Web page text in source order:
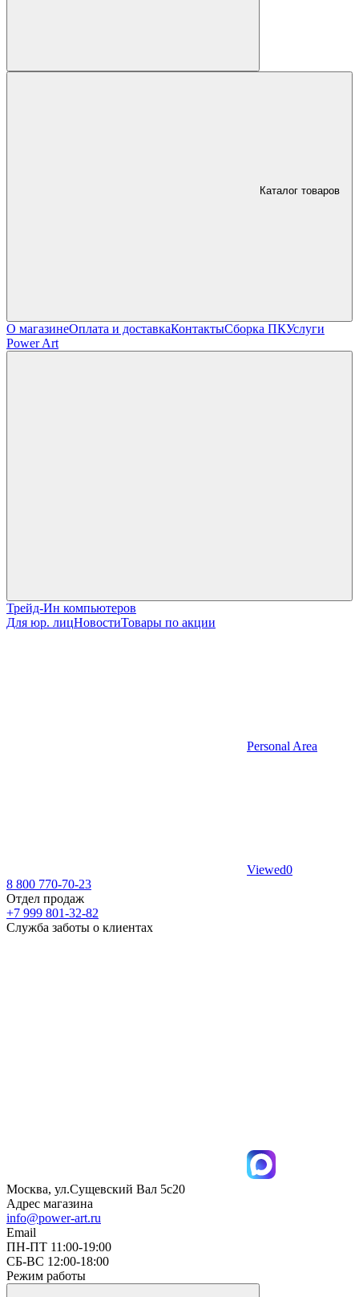
Каталог товаров
О магазинеОплата и доставкаКонтактыСборка ПКУслуги
Power Art
Трейд-Ин компьютеров
Для юр. лицНовостиТовары по акции
Personal Area
Viewed0
8 800 770-70-23
Отдел продаж
+7 999 801-32-82
Служба заботы о клиентах
Москва, ул.Сущевский Вал 5с20
Адрес магазина
info@power-art.ru
Email
ПН-ПТ 11:00-19:00
СБ-ВС 12:00-18:00
Режим работы